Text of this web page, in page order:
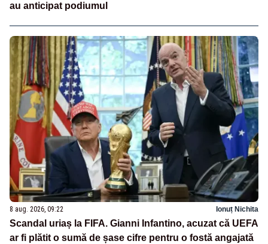
au anticipat podiumul
8 aug. 2026, 09:22 Ionuț Nichita
Scandal uriaș la FIFA. Gianni Infantino, acuzat că UEFA
ar fi plătit o sumă de șase cifre pentru o fostă angajată